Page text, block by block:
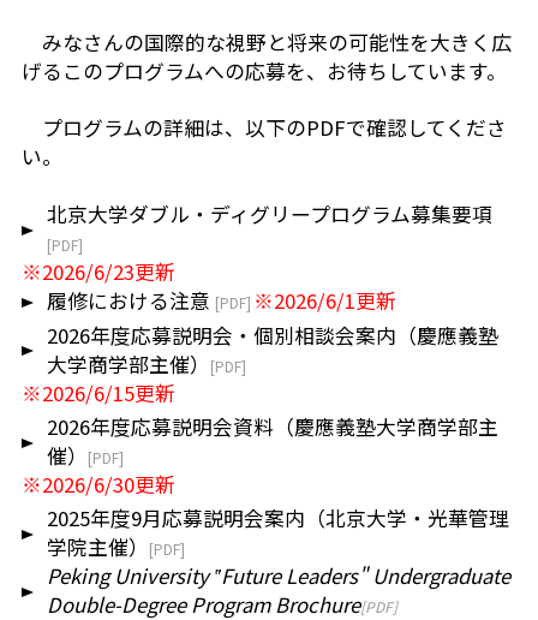
みなさんの国際的な視野と将来の可能性を大きく広
げるこのプログラムへの応募を、お待ちしています。
プログラムの詳細は、以下のPDFで確認してくださ
い。
北京大学ダブル・ディグリープログラム募集要項
※2026/6/23更新
履修における注意
※2026/6/1更新
2026年度応募説明会・個別相談会案内（慶應義塾
大学商学部主催）
※2026/6/15更新
2026年度応募説明会資料（慶應義塾大学商学部主
催）
※2026/6/30更新
2025年度9月応募説明会案内（北京大学・光華管理
学院主催）
Peking University ‟Future Leaders" Undergraduate
Double-Degree Program Brochure